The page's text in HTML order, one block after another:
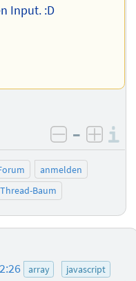
Input. :D
negativ
–
anmelden
Baum
array javascript